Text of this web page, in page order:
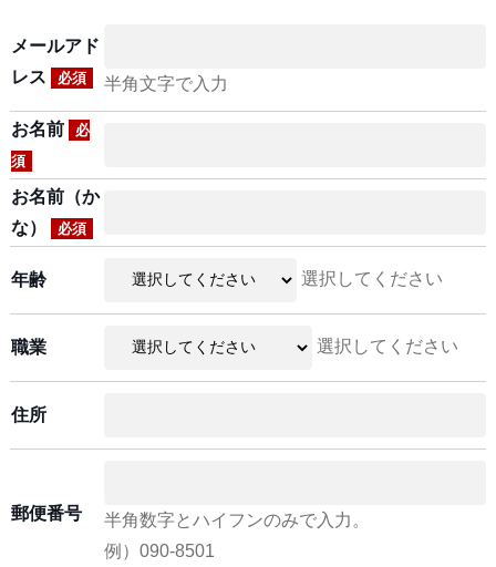
メールアド
レス
必須 半角文字で入力
お名前
必
須
お名前（か
な）
必須
年齢 選択してください
職業 選択してください
住所
郵便番号
半角数字とハイフンのみで入力。
例）090-8501